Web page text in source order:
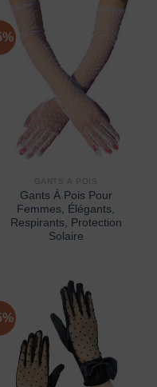
GANTS À POIS
Gants À Pois Pour
Femmes, Élégants,
Respirants, Protection
Solaire